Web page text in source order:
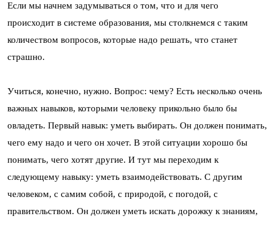
Если мы начнем задумываться о том, что и для чего
происходит в системе образования, мы столкнемся с таким
количеством вопросов, которые надо решать, что станет
страшно.
Учиться, конечно, нужно. Вопрос: чему? Есть несколько очень
важных навыков, которыми человеку прикольно было бы
овладеть. Первый навык: уметь выбирать. Он должен понимать,
чего ему надо и чего он хочет. В этой ситуации хорошо бы
понимать, чего хотят другие. И тут мы переходим к
следующему навыку: уметь взаимодействовать. С другим
человеком, с самим собой, с природой, с погодой, с
правительством. Он должен уметь искать дорожку к знаниям,